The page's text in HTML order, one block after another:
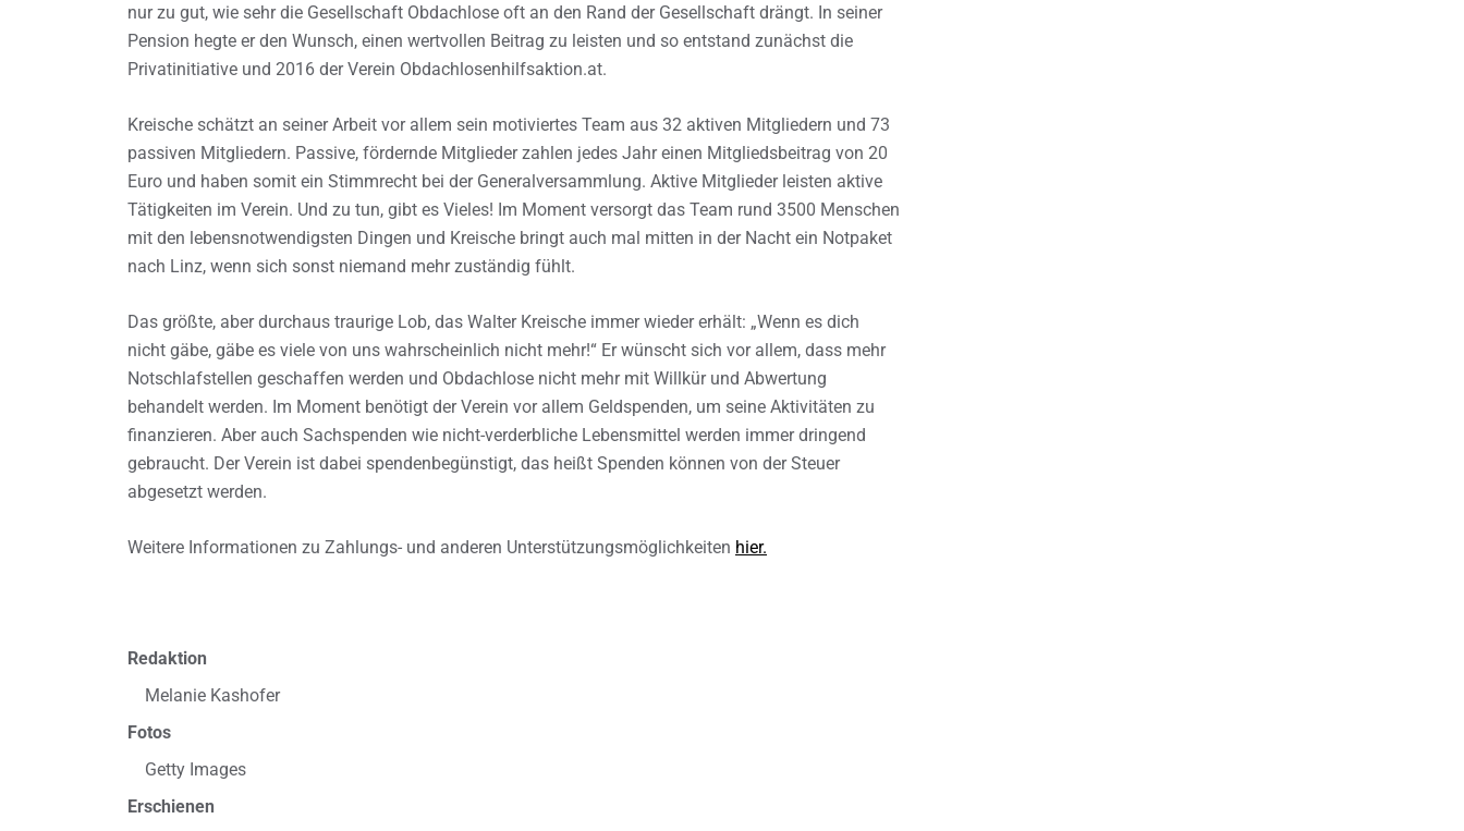
nur zu gut, wie sehr die Gesellschaft Obdachlose oft an den Rand der Gesellschaft drängt. In seiner
Pension hegte er den Wunsch, einen wertvollen Beitrag zu leisten und so entstand zunächst die
Privatinitiative und 2016 der Verein Obdachlosenhilfsaktion.at.
Kreische schätzt an seiner Arbeit vor allem sein motiviertes Team aus 32 aktiven Mitgliedern und 73
passiven Mitgliedern. Passive, fördernde Mitglieder zahlen jedes Jahr einen Mitgliedsbeitrag von 20
Euro und haben somit ein Stimmrecht bei der Generalversammlung. Aktive Mitglieder leisten aktive
Tätigkeiten im Verein. Und zu tun, gibt es Vieles! Im Moment versorgt das Team rund 3500 Menschen
mit den lebensnotwendigsten Dingen und Kreische bringt auch mal mitten in der Nacht ein Notpaket
nach Linz, wenn sich sonst niemand mehr zuständig fühlt.
Das größte, aber durchaus traurige Lob, das Walter Kreische immer wieder erhält: „Wenn es dich
nicht gäbe, gäbe es viele von uns wahrscheinlich nicht mehr!“ Er wünscht sich vor allem, dass mehr
Notschlafstellen geschaffen werden und Obdachlose nicht mehr mit Willkür und Abwertung
behandelt werden. Im Moment benötigt der Verein vor allem Geldspenden, um seine Aktivitäten zu
finanzieren. Aber auch Sachspenden wie nicht-verderbliche Lebensmittel werden immer dringend
gebraucht. Der Verein ist dabei spendenbegünstigt, das heißt Spenden können von der Steuer
abgesetzt werden.
Weitere Informationen zu Zahlungs- und anderen Unterstützungsmöglichkeiten hier.
Redaktion
Melanie Kashofer
Fotos
Getty Images
Erschienen